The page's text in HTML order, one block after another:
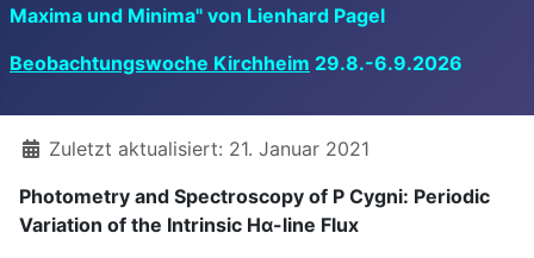
Maxima und Minima" von Lienhard Pagel
Beobachtungswoche Kirchheim 29.8.-6.9.2026
DetailsZuletzt aktualisiert: 21. Januar 2021
Photometry and Spectroscopy of P Cygni: Periodic
Variation of the Intrinsic Hα-line Flux